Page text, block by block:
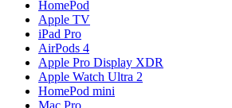
HomePod
Apple TV
iPad Pro
AirPods 4
Apple Pro Display XDR
Apple Watch Ultra 2
HomePod mini
Mac Pro